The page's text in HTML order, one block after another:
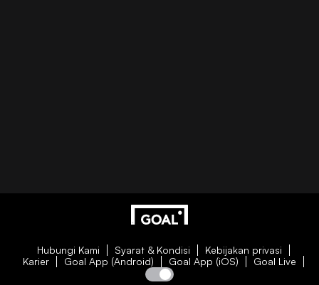
Hubungi Kami Syarat & Kondisi
Kebijakan privasi
Karier
Goal App (Android) Goal App (iOS) Goal Live